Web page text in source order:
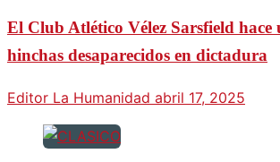
El Club Atlético Vélez Sarsfield hace
hinchas desaparecidos en dictadura
Editor La Humanidad abril 17, 2025